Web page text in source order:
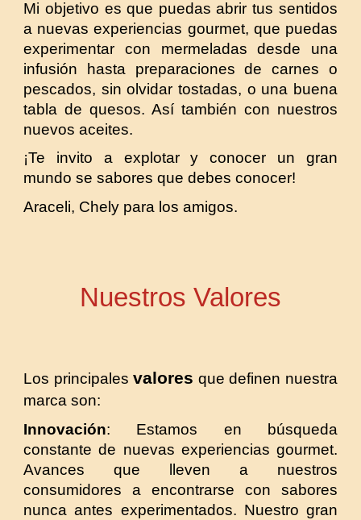
Mi objetivo es que puedas abrir tus sentidos
a nuevas experiencias gourmet, que puedas
experimentar con mermeladas desde una
infusión hasta preparaciones de carnes o
pescados, sin olvidar tostadas, o una buena
tabla de quesos. Así también con nuestros
nuevos aceites.
¡Te invito a explotar y conocer un gran
mundo se sabores que debes conocer!
Araceli, Chely para los amigos.
Nuestros Valores
Los principalesvalores que definen nuestra
marca son:
Innovación: Estamos en búsqueda
constante de nuevas experiencias gourmet.
Avances que lleven a nuestros
consumidores a encontrarse con sabores
nunca antes experimentados. Nuestro gran